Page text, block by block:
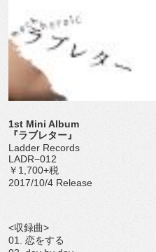
1st Mini Album
『ラブレター』
Ladder Records
LADR−012
￥1,700+税
2017/10/4 Release
<収録曲>
01. 恋をする